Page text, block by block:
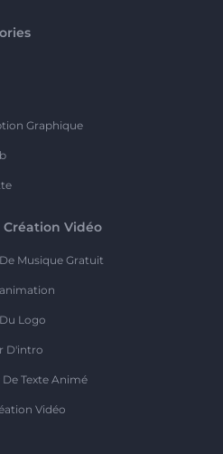
Graphique
Vidéo
Musique Gratuit
Logo
D'intro
Texte Animé
Vidéo